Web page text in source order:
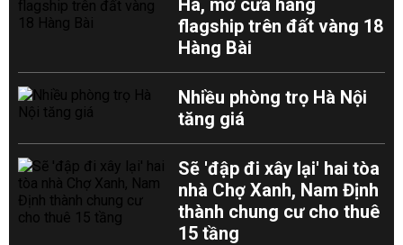
Hà, mở cửa hàng
flagship trên đất vàng 18
Hàng Bài
Nhiều phòng trọ Hà Nội
tăng giá
Sẽ 'đập đi xây lại' hai tòa
nhà Chợ Xanh, Nam Định
thành chung cư cho thuê
15 tầng